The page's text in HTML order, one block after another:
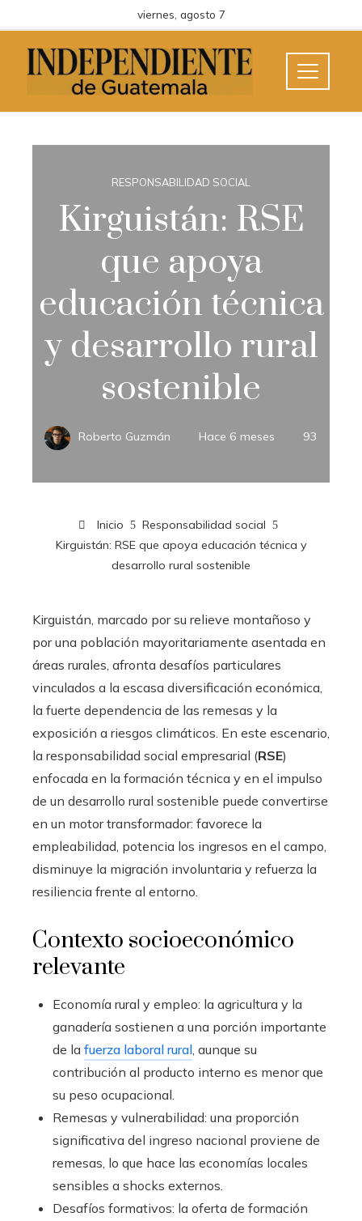
viernes, agosto 7
RESPONSABILIDAD SOCIAL
Kirguistán: RSE
que apoya
educación técnica
y desarrollo rural
sostenible
Roberto Guzmán Hace 6 meses 93
Inicio
Responsabilidad social
Kirguistán: RSE que apoya educación técnica y
desarrollo rural sostenible
Kirguistán, marcado por su relieve montañoso y
por una población mayoritariamente asentada en
áreas rurales, afronta desafíos particulares
vinculados a la escasa diversificación económica,
la fuerte dependencia de las remesas y la
exposición a riesgos climáticos. En este escenario,
la responsabilidad social empresarial (RSE)
enfocada en la formación técnica y en el impulso
de un desarrollo rural sostenible puede convertirse
en un motor transformador: favorece la
empleabilidad, potencia los ingresos en el campo,
disminuye la migración involuntaria y refuerza la
resiliencia frente al entorno.
Contexto socioeconómico
relevante
Economía rural y empleo: la agricultura y la
ganadería sostienen a una porción importante
de la fuerza laboral rural , aunque su
contribución al producto interno es menor que
su peso ocupacional.
Remesas y vulnerabilidad: una proporción
significativa del ingreso nacional proviene de
remesas, lo que hace las economías locales
sensibles a shocks externos.
Desafíos formativos: la oferta de formación